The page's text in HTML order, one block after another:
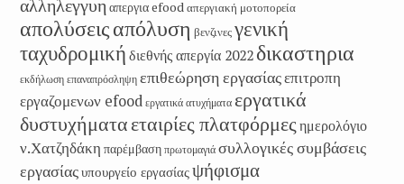
αλληλεγγυη απεργια efoodαπεργιακή μοτοπορεία
απολύσειςαπόλυση βενζινεςγενική
ταχυδρομική διεθνής απεργία 2022 δικαστηρια
εκδήλωση επαναπρόσληψη επιθεώρηση εργασίαςεπιτροπη
εργαζομενων efood εργατικά ατυχήματα εργατικά
δυστυχήματαεταιρίες πλατφόρμες ημερολόγιο
ν.Χατζηδάκη παρέμβαση πρωτομαγιά συλλογικές συμβάσεις
εργασίαςυπουργείο εργασίαςψήφισμα